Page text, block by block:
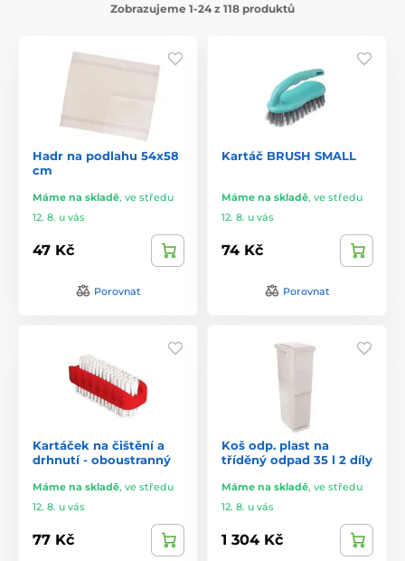
Zobrazujeme 1-24 z 118 produktů
Hadr na podlahu 54x58
cm
Máme na skladě, ve středu
12. 8. u vás
47 Kč
Porovnat
Kartáč BRUSH SMALL
Máme na skladě, ve středu
12. 8. u vás
74 Kč
Porovnat
Kartáček na čištění a
drhnutí - oboustranný
Máme na skladě, ve středu
12. 8. u vás
77 Kč
Koš odp. plast na
tříděný odpad 35 l 2 díly
Máme na skladě, ve středu
12. 8. u vás
1 304 Kč